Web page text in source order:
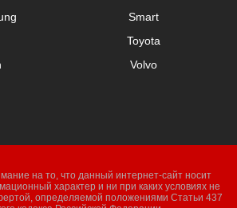
Smart
Toyota
Volvo
на то, что данный интернет-сайт носит
характер и ни при каких условиях не
определяемой положениями Статьи 437